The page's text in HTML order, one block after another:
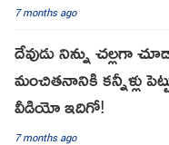
7 months ago
దేవుడు నిన్ను చల్లగా
మంచితనానికి కన్నీళ్లు
వీడియో ఇదిగో!
7 months ago